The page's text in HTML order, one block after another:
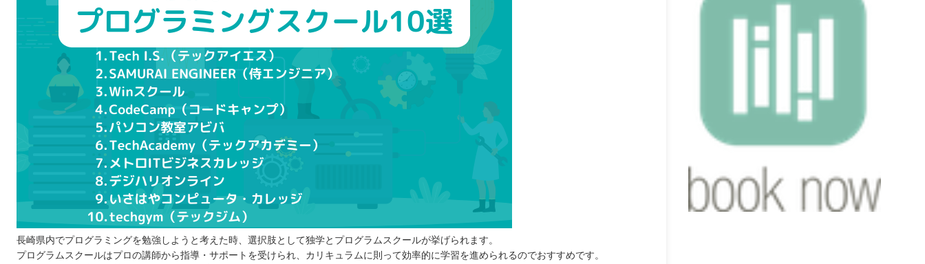
プログラミングを学ぶ目的と合致しているか
どのような言語を学べるか
受講形式はどうなっているか
料金や規約はどうなっているか
就職や転職を見据えたサポートを行っているか
プログラムスクールで学習するメリット
現場で活かせるスキルが身に付く
講師や仲間にすぐ相談・質問できる
効率的に学習できる
ポートフォリオを作れる
プログラムスクールで学ぶ際の注意点
継続して学べるか
目的は明確になっているか
学びやすい環境か
長崎県内でプログラミングを勉強しようと考えた時、選択肢として独学とプログラムスクールが挙げられます。
プログラムスクールはプロの講師から指導・サポートを受けられ、カリキュラムに則って効率的に学習を進められるのでおすすめです。